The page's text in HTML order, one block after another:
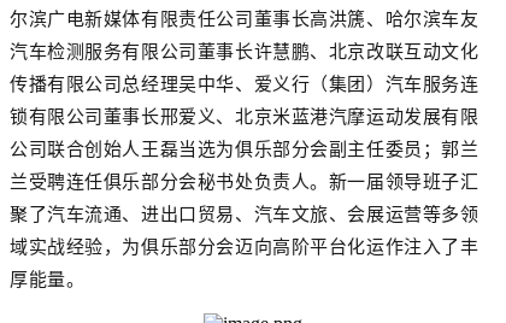
尔滨广电新媒体有限责任公司董事长高洪篪、哈尔滨车友
汽车检测服务有限公司董事长许慧鹏、北京改联互动文化
传播有限公司总经理吴中华、爱义行（集团）汽车服务连
锁有限公司董事长邢爱义、北京米蓝港汽摩运动发展有限
公司联合创始人王磊当选为俱乐部分会副主任委员；郭兰
兰受聘连任俱乐部分会秘书处负责人。新一届领导班子汇
聚了汽车流通、进出口贸易、汽车文旅、会展运营等多领
域实战经验，为俱乐部分会迈向高阶平台化运作注入了丰
厚能量。